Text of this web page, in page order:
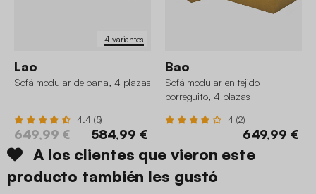
4 variantes
Lao
Sofá modular de pana, 4 plazas
4.4 (5)
649,99 € 584,99 €
Bao
Sofá modular en tejido
borreguito, 4 plazas
4 (2)
649,99 €
A los clientes que vieron este
producto también les gustó